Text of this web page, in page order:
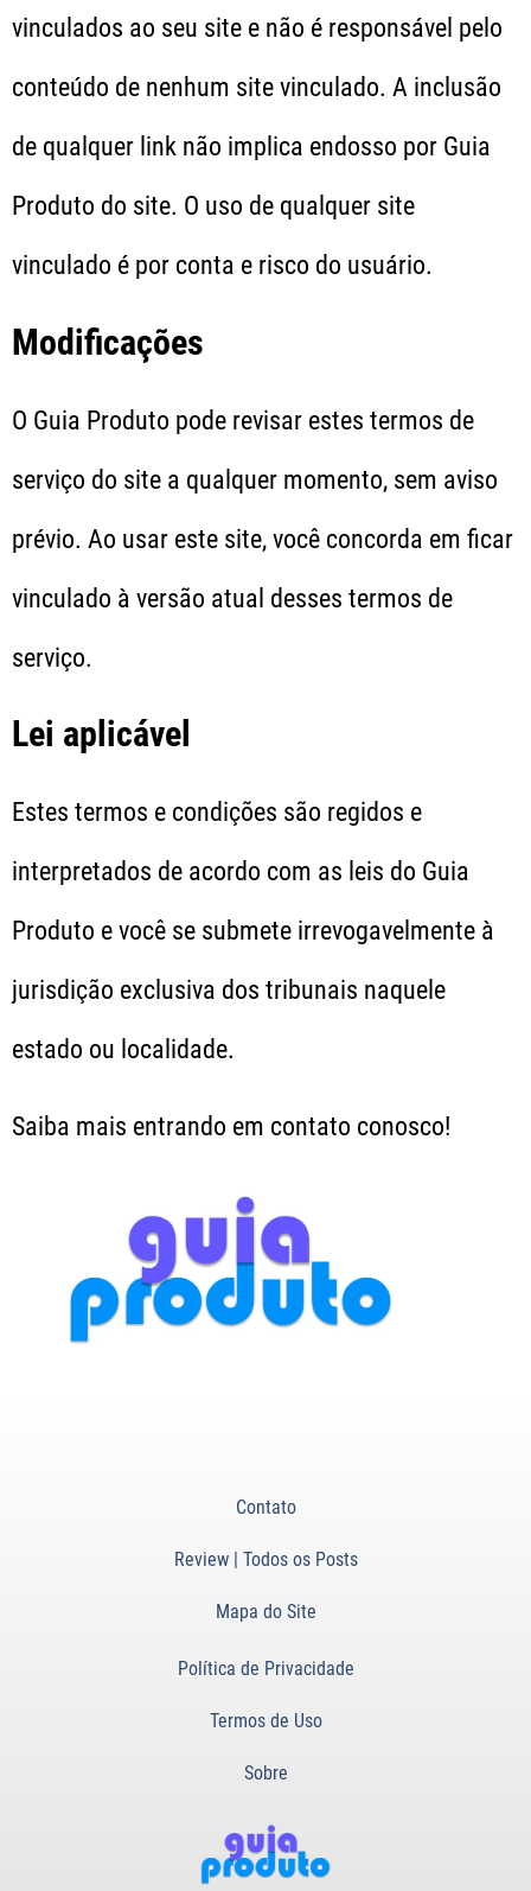
vinculados ao seu site e não é responsável pelo
conteúdo de nenhum site vinculado. A inclusão
de qualquer link não implica endosso por Guia
Produto do site. O uso de qualquer site
vinculado é por conta e risco do usuário.
Modificações
O Guia Produto pode revisar estes termos de
serviço do site a qualquer momento, sem aviso
prévio. Ao usar este site, você concorda em ficar
vinculado à versão atual desses termos de
serviço.
Lei aplicável
Estes termos e condições são regidos e
interpretados de acordo com as leis do Guia
Produto e você se submete irrevogavelmente à
jurisdição exclusiva dos tribunais naquele
estado ou localidade.
Saiba mais entrando em contato conosco!
Contato
Review | Todos os Posts
Mapa do Site
Política de Privacidade
Termos de Uso
Sobre